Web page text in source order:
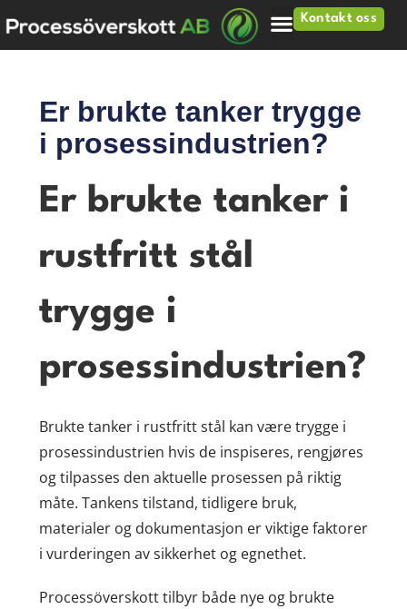
Kontakt oss
Er brukte tanker trygge
i prosessindustrien?
Er brukte tanker i
rustfritt stål
trygge i
prosessindustrien?
Brukte tanker i rustfritt stål kan være trygge i
prosessindustrien hvis de inspiseres, rengjøres
og tilpasses den aktuelle prosessen på riktig
måte. Tankens tilstand, tidligere bruk,
materialer og dokumentasjon er viktige faktorer
i vurderingen av sikkerhet og egnethet.
Processöverskott tilbyr både nye og brukte